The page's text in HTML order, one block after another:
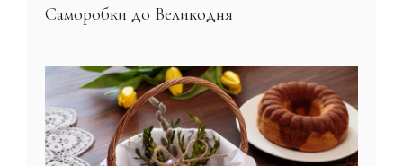
Саморобки до Великодня